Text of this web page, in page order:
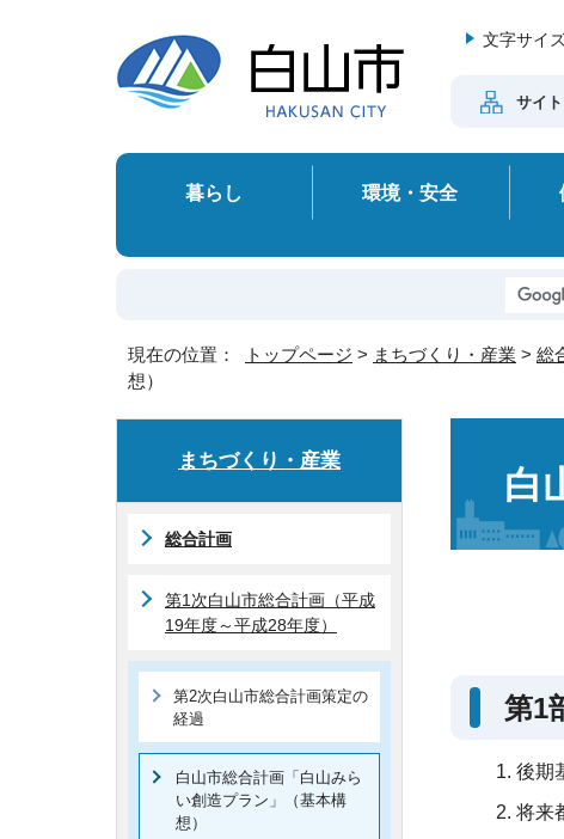
文字サイ
サイ
暮らし 環境・安全
現在の位置： トップページ > まちづくり・産業 > 総
想）
白
第1
後期
将来
まちづくり・産業
総合計画
第1次白山市総合計画（平成
19年度～平成28年度）
第2次白山市総合計画策定の
経過
白山市総合計画「白山みら
い創造プラン」（基本構
想）